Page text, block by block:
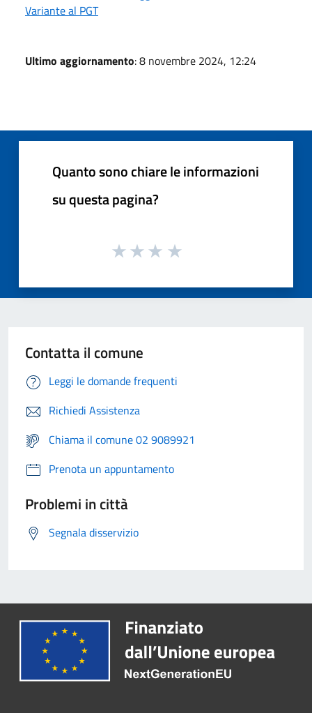
Variante al PGT
Ultimo aggiornamento: 8 novembre 2024, 12:24
Quanto sono chiare le informazioni
su questa pagina?
Contatta il comune
Leggi le domande frequenti
Richiedi Assistenza
Chiama il comune 02 9089921
Prenota un appuntamento
Problemi in città
Segnala disservizio